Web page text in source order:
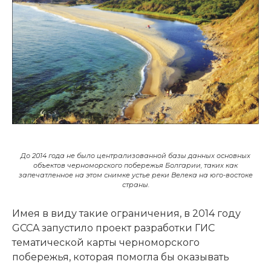
До 2014 года не было централизованной базы данных основных
объектов черноморского побережья Болгарии, таких как
запечатленное на этом снимке устье реки Велека на юго-востоке
страны.
Имея в виду такие ограничения, в 2014 году
GCCA запустило проект разработки ГИС
тематической карты черноморского
побережья, которая помогла бы оказывать